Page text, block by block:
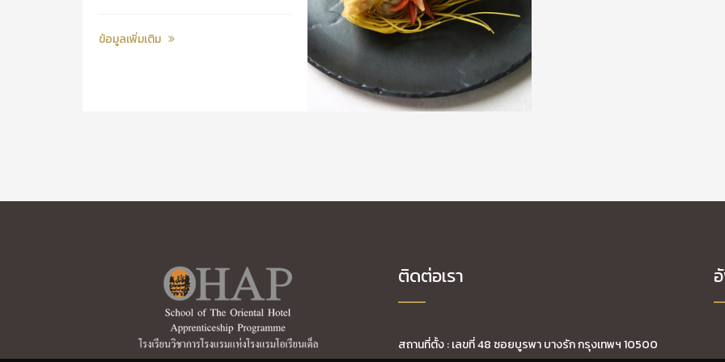
ข้อมูลเพิ่มเติม
ติดต่อเรา
สถานที่ตั้ง : เลขที่ 48 ซอยบูรพา บางรัก กรุงเทพฯ 10500